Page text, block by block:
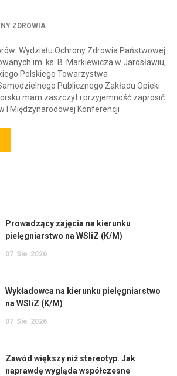
ZDROWIA
Wydziału Ochrony Zdrowia Państwowej
im. ks. B. Markiewicza w Jarosławiu,
Polskiego Towarzystwa
Publicznego Zakładu Opieki
mam zaszczyt i przyjemność zaprosić
I Międzynarodowej Konferencji
Prowadzący zajęcia na kierunku
pielęgniarstwo na WSIiZ (K/M)
07 Sie 2026
Wykładowca na kierunku pielęgniarstwo
na WSIiZ (K/M)
07 Sie 2026
Zawód większy niż stereotyp. Jak
naprawdę wygląda współczesne